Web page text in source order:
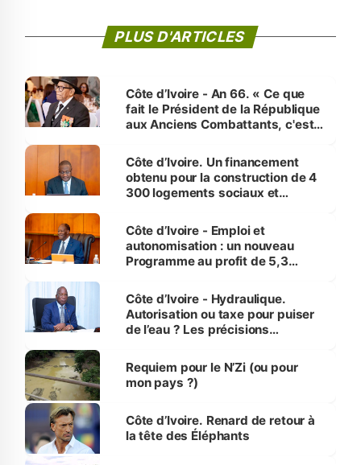
PLUS D'ARTICLES
Côte d’Ivoire - An 66. « Ce que
fait le Président de la République
aux Anciens Combattants, c'est
Côte d’Ivoire. Un financement
obtenu pour la construction de 4
300 logements sociaux et
et Yamoussoukro
Côte d’Ivoire - Emploi et
autonomisation : un nouveau
Programme au profit de 5,3
Côte d’Ivoire - Hydraulique.
Autorisation ou taxe pour puiser
de l’eau ? Les précisions
Requiem pour le N’Zi (ou pour
mon pays ?)
Côte d’Ivoire. Renard de retour à
la tête des Éléphants